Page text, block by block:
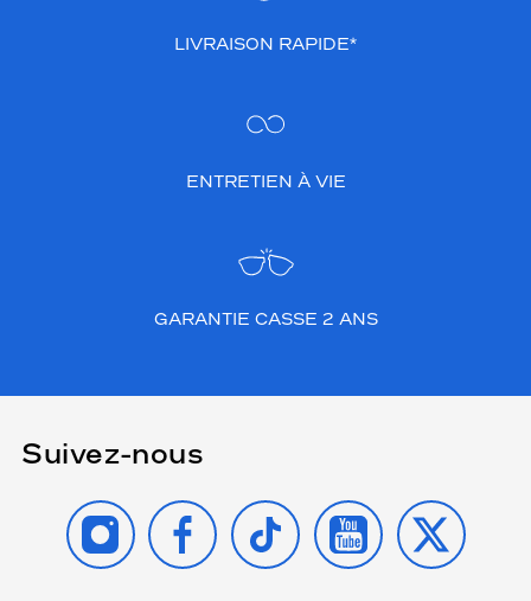
LIVRAISON RAPIDE*
ENTRETIEN À VIE
GARANTIE CASSE 2 ANS
Suivez-nous
INSTAGRAMFACEBOOK
TIKTOK YOUTUBE
X